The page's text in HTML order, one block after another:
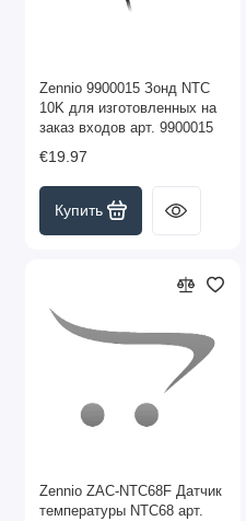
Zennio 9900015 Зонд NTC
10K для изготовленных на
заказ входов арт. 9900015
€19.97
Купить
Zennio ZAC-NTC68F Датчик
температуры NTC68 арт.